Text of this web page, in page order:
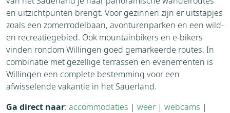
en uitzichtpunten brengt. Voor gezinnen zijn er uitstapjes
zoals een zomerrodelbaan, avonturenparken en een wild-
en recreatiegebied. Ook mountainbikers en e-bikers
vinden rondom Willingen goed gemarkeerde routes. In
combinatie met gezellige terrassen en evenementen is
Willingen een complete bestemming voor een
afwisselende vakantie in het Sauerland.
Ga direct naar: accommodaties | weer | webcams |